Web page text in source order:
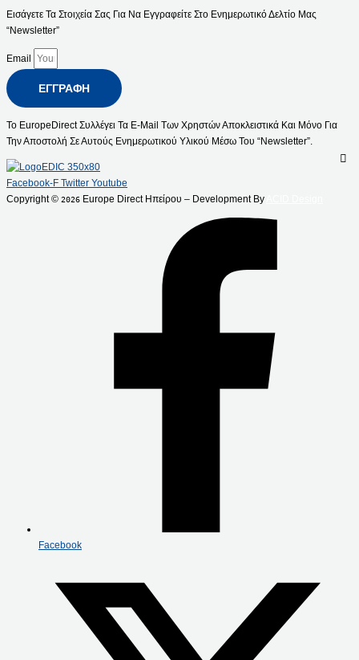
Εισάγετε Τα Στοιχεία Σας Για Να Εγγραφείτε Στο Ενημερωτικό Δελτίο Μας
“Newsletter”
Email
ΕΓΓΡΑΦΉ
Το EuropeDirect Συλλέγει Τα E-Mail Των Χρηστών Αποκλειστικά Και Μόνο Για
Την Αποστολή Σε Αυτούς Ενημερωτικού Υλικού Μέσω Του “Newsletter”.
Facebook-F Twitter Youtube
Copyright © 2026 Europe Direct Ηπείρου – Development By
Facebook